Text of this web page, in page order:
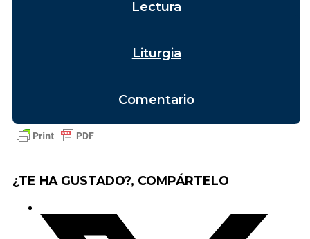
Lectura
Liturgia
Comentario
¿TE HA GUSTADO?, COMPÁRTELO